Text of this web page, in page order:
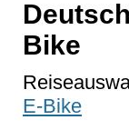
Bike
E-Bike